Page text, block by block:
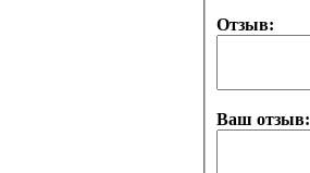
Отзыв:
Ваш отзыв: